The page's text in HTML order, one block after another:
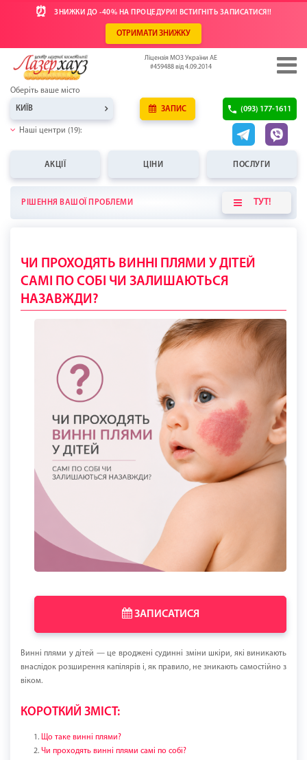
⏰ ЗНИЖКИ ДО -40% НА ПРОЦЕДУРИ! ВСТИГНІТЬ ЗАПИСАТИСЯ!!
ОТРИМАТИ ЗНИЖКУ
Ліцензія МОЗ України АЕ
#459488 від 4.09.2014
Оберіть ваше місто
КИЇВ
Наші центри (19):
ЗАПИС (093) 177-1611
АКЦІЇ ЦІНИ ПОСЛУГИ
РІШЕННЯ ВАШОЇ ПРОБЛЕМИ ТУТ!
ЧИ ПРОХОДЯТЬ ВИННІ ПЛЯМИ У ДІТЕЙ
САМІ ПО СОБІ ЧИ ЗАЛИШАЮТЬСЯ
НАЗАВЖДИ?
ЗАПИСАТИСЯ
Винні плями у дітей — це вроджені судинні зміни шкіри, які виникають
внаслідок розширення капілярів і, як правило, не зникають самостійно з
віком.
КОРОТКИЙ ЗМІСТ:
Що таке винні плями?
Чи проходять винні плями самі по собі?